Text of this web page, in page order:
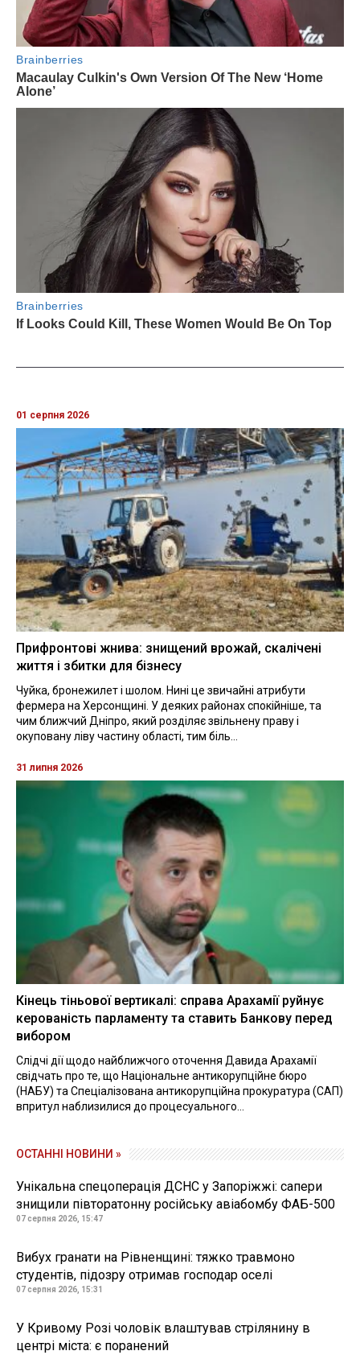
01 серпня 2026
Прифронтові жнива: знищений врожай, скалічені
життя і збитки для бізнесу
Чуйка, бронежилет і шолом. Нині це звичайні атрибути
фермера на Херсонщині. У деяких районах спокійніше, та
чим ближчий Дніпро, який розділяє звільнену праву і
окуповану ліву частину області, тим біль...
31 липня 2026
Кінець тіньової вертикалі: справа Арахамії руйнує
керованість парламенту та ставить Банкову перед
вибором
Слідчі дії щодо найближчого оточення Давида Арахамії
свідчать про те, що Національне антикорупційне бюро
(НАБУ) та Спеціалізована антикорупційна прокуратура (САП)
впритул наблизилися до процесуального...
ОСТАННІ НОВИНИ »
Унікальна спецоперація ДСНС у Запоріжжі: сапери
знищили півторатонну російську авіабомбу ФАБ-500
07 серпня 2026, 15:47
Вибух гранати на Рівненщині: тяжко травмоно
студентів, підозру отримав господар оселі
07 серпня 2026, 15:31
У Кривому Розі чоловік влаштував стрілянину в
центрі міста: є поранений